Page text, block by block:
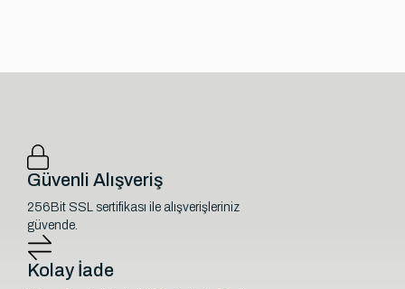
Güvenli Alışveriş
256Bit SSL sertifikası ile alışverişleriniz
güvende.
Kolay İade